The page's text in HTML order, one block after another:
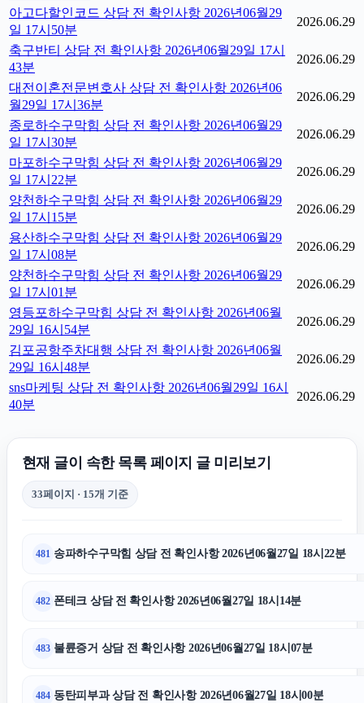
아고다할인코드 상담 전 확인사항 2026년06월29
일 17시50분
2026.06.29
축구반티 상담 전 확인사항 2026년06월29일 17시
43분
2026.06.29
대전이혼전문변호사 상담 전 확인사항 2026년06
월29일 17시36분
2026.06.29
종로하수구막힘 상담 전 확인사항 2026년06월29
일 17시30분
2026.06.29
마포하수구막힘 상담 전 확인사항 2026년06월29
일 17시22분
2026.06.29
양천하수구막힘 상담 전 확인사항 2026년06월29
일 17시15분
2026.06.29
용산하수구막힘 상담 전 확인사항 2026년06월29
일 17시08분
2026.06.29
양천하수구막힘 상담 전 확인사항 2026년06월29
일 17시01분
2026.06.29
영등포하수구막힘 상담 전 확인사항 2026년06월
29일 16시54분
2026.06.29
김포공항주차대행 상담 전 확인사항 2026년06월
29일 16시48분
2026.06.29
sns마케팅 상담 전 확인사항 2026년06월29일 16시
40분
2026.06.29
현재 글이 속한 목록 페이지 글 미리보기
33페이지 · 15개 기준
481 송파하수구막힘 상담 전 확인사항 2026년06월27일 18시22분
482 폰테크 상담 전 확인사항 2026년06월27일 18시14분
483 불륜증거 상담 전 확인사항 2026년06월27일 18시07분
484 동탄피부과 상담 전 확인사항 2026년06월27일 18시00분